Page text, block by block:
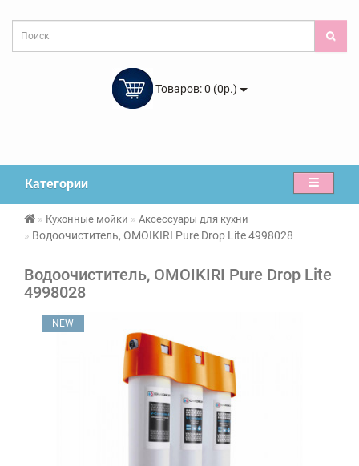
Товаров: 0 (0р.)
Категории
Кухонные мойки Аксессуары для кухни
Водоочиститель, OMOIKIRI Pure Drop Lite 4998028
Водоочиститель, OMOIKIRI Pure Drop Lite
4998028
NEW